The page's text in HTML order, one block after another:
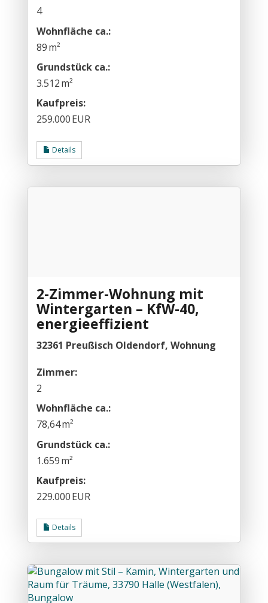
4
Wohnfläche ca.:
89 m²
Grund­stück ca.:
3.512 m²
Kaufpreis:
259.000 EUR
Details
2-Zimmer-Wohnung mit
Wintergarten – KfW-40,
energieeffizient
32361 Preußisch Oldendorf, Wohnung
Zimmer:
2
Wohnfläche ca.:
78,64 m²
Grund­stück ca.:
1.659 m²
Kaufpreis:
229.000 EUR
Details